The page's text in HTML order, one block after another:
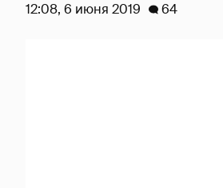
12:08, 6 июня 2019 64